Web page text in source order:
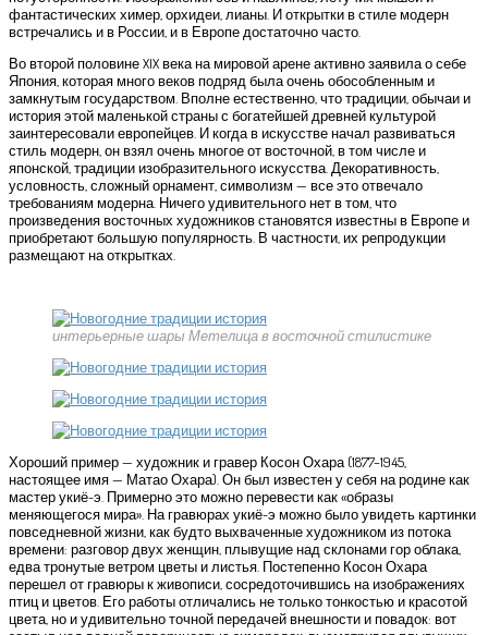
фантастических химер, орхидеи, лианы. И открытки в стиле модерн
встречались и в России, и в Европе достаточно часто.
Во второй половине XIX века на мировой арене активно заявила о себе
Япония, которая много веков подряд была очень обособленным и
замкнутым государством. Вполне естественно, что традиции, обычаи и
история этой маленькой страны с богатейшей древней культурой
заинтересовали европейцев. И когда в искусстве начал развиваться
стиль модерн, он взял очень многое от восточной, в том числе и
японской, традиции изобразительного искусства. Декоративность,
условность, сложный орнамент, символизм — все это отвечало
требованиям модерна. Ничего удивительного нет в том, что
произведения восточных художников становятся известны в Европе и
приобретают большую популярность. В частности, их репродукции
размещают на открытках.
интерьерные шары Метелица в восточной стилистике
Хороший пример — художник и гравер Косон Охара (1877–1945,
настоящее имя — Матао Охара). Он был известен у себя на родине как
мастер укиё-э. Примерно это можно перевести как «образы
меняющегося мира». На гравюрах укиё-э можно было увидеть картинки
повседневной жизни, как будто выхваченные художником из потока
времени: разговор двух женщин, плывущие над склонами гор облака,
едва тронутые ветром цветы и листья. Постепенно Косон Охара
перешел от гравюры к живописи, сосредоточившись на изображениях
птиц и цветов. Его работы отличались не только тонкостью и красотой
цвета, но и удивительно точной передачей внешности и повадок: вот